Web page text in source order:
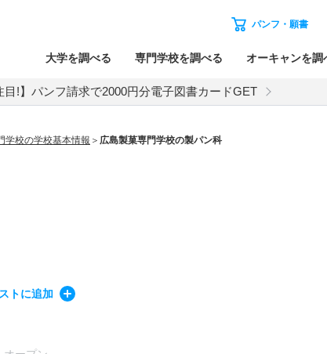
パンフ・願書
大学を調べる 専門学校を調べる オーキャンを調
目!】パンフ請求で2000円分電子図書カードGET
学校の学校基本情報 広島製菓専門学校の製パン科
トに追加